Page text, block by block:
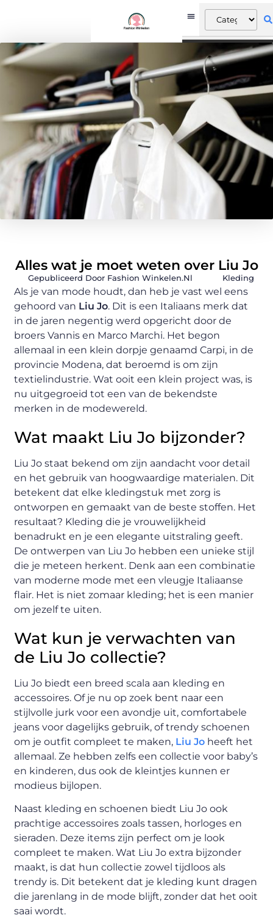
Alles wat je moet weten over Liu Jo
Gepubliceerd Door Fashion Winkelen.nl Kleding
Als je van mode houdt, dan heb je vast wel eens
gehoord van Liu Jo. Dit is een Italiaans merk dat
in de jaren negentig werd opgericht door de
broers Vannis en Marco Marchi. Het begon
allemaal in een klein dorpje genaamd Carpi, in de
provincie Modena, dat beroemd is om zijn
textielindustrie. Wat ooit een klein project was, is
nu uitgegroeid tot een van de bekendste
merken in de modewereld.
Wat maakt Liu Jo bijzonder?
Liu Jo staat bekend om zijn aandacht voor detail
en het gebruik van hoogwaardige materialen. Dit
betekent dat elke kledingstuk met zorg is
ontworpen en gemaakt van de beste stoffen. Het
resultaat? Kleding die je vrouwelijkheid
benadrukt en je een elegante uitstraling geeft.
De ontwerpen van Liu Jo hebben een unieke stijl
die je meteen herkent. Denk aan een combinatie
van moderne mode met een vleugje Italiaanse
flair. Het is niet zomaar kleding; het is een manier
om jezelf te uiten.
Wat kun je verwachten van
de Liu Jo collectie?
Liu Jo biedt een breed scala aan kleding en
accessoires. Of je nu op zoek bent naar een
stijlvolle jurk voor een avondje uit, comfortabele
jeans voor dagelijks gebruik, of trendy schoenen
om je outfit compleet te maken, Liu Jo heeft het
allemaal. Ze hebben zelfs een collectie voor baby’s
en kinderen, dus ook de kleintjes kunnen er
modieus bijlopen.
Naast kleding en schoenen biedt Liu Jo ook
prachtige accessoires zoals tassen, horloges en
sieraden. Deze items zijn perfect om je look
compleet te maken. Wat Liu Jo extra bijzonder
maakt, is dat hun collectie zowel tijdloos als
trendy is. Dit betekent dat je kleding kunt dragen
die jarenlang in de mode blijft, zonder dat het ooit
saai wordt.